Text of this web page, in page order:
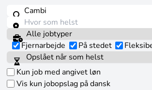
Fjernarbejde På stedet
Kun job med angivet løn
Vis kun jobopslag på dansk